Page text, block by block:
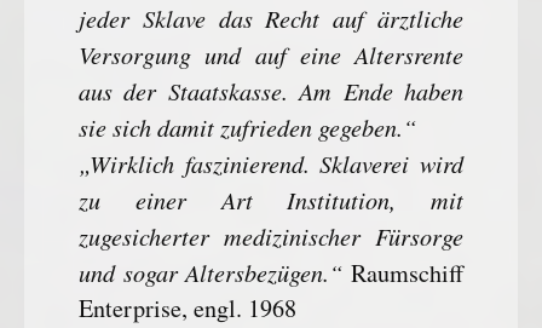
jeder Sklave das Recht auf ärztliche
Versorgung und auf eine Altersrente
aus der Staatskasse. Am Ende haben
sie sich damit zufrieden gegeben.“
„Wirklich faszinierend. Sklaverei wird
zu einer Art Institution, mit
zugesicherter medizinischer Fürsorge
und sogar Altersbezügen.“ Raumschiff
Enterprise, engl. 1968